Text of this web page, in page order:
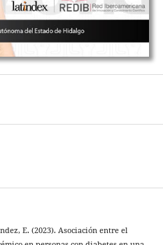
E. (2023). Asociación entre el